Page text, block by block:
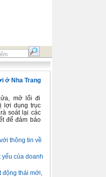
ở Nha Trang
mở lối đi
lợi dụng trục
soát lại các
để đảm bảo
thông tin về
yếu của doanh
động thái mới,